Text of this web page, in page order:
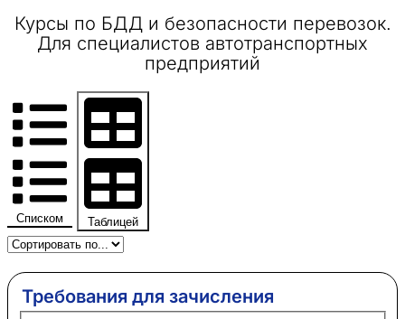
Курсы по БДД и безопасности перевозок.
Для специалистов автотранспортных
предприятий
Списком Таблицей
Требования для зачисления